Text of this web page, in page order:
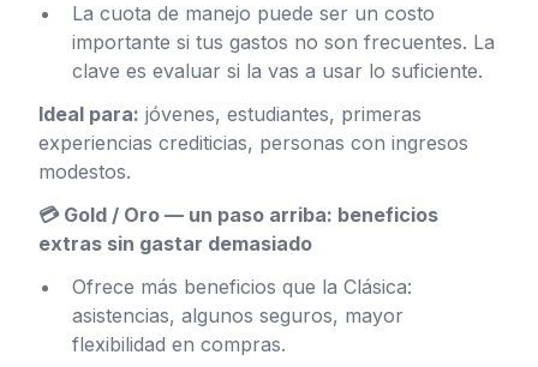
La cuota de manejo puede ser un costo
importante si tus gastos no son frecuentes. La
clave es evaluar si la vas a usar lo suficiente.
Ideal para: jóvenes, estudiantes, primeras
experiencias crediticias, personas con ingresos
modestos.
💳 Gold / Oro — un paso arriba: beneficios
extras sin gastar demasiado
Ofrece más beneficios que la Clásica:
asistencias, algunos seguros, mayor
flexibilidad en compras.